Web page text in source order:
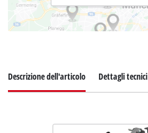
Descrizione dell'articolo Dettagli tecnici